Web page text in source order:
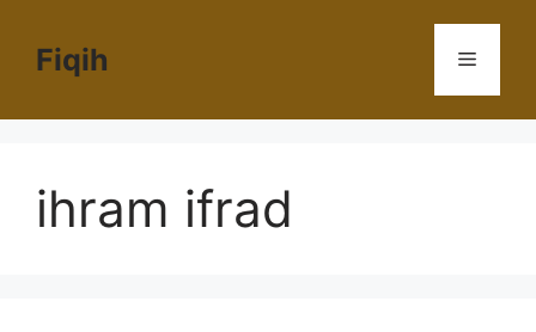
Fiqih Menu
ihram ifrad